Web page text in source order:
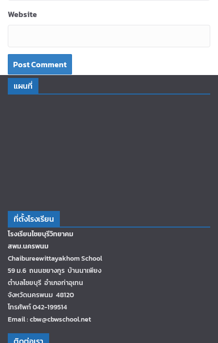
Website
แผนที่
ที่ตั้งโรงเรียน
โรงเรียนไชยบุรีวิทยาคม
สพม.นครพนม
Chaibureewittayakhom School
59 ม.6 ถนนชยางกูร บ้านนาเพียง
ตำบลไชยบุรี อำเภอท่าอุเทน
จังหวัดนครพนม 48120
โทรศัพท์ 042-199514
Email : cbw@cbwschool.net